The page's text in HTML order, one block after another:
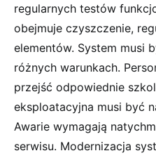
regularnych testów
obejmuje czyszczenie,
elementów. System musi
różnych warunkach.
przejść odpowiednie
eksploatacyjna musi być
Awarie wymagają
serwisu. Modernizacja